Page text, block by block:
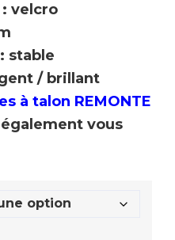
velcro
stable
/ brillant
à talon REMONTE
vous